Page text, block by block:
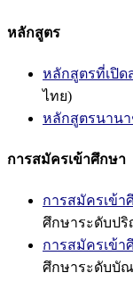
หลักสูตร
หลักสูตรที่เปิด
ไทย)
หลักสูตรนาน
การสมัครเข้าศึกษา
การสมัครเข้
ศึกษาระดับป
การสมัครเข้
ศึกษาระดับบั